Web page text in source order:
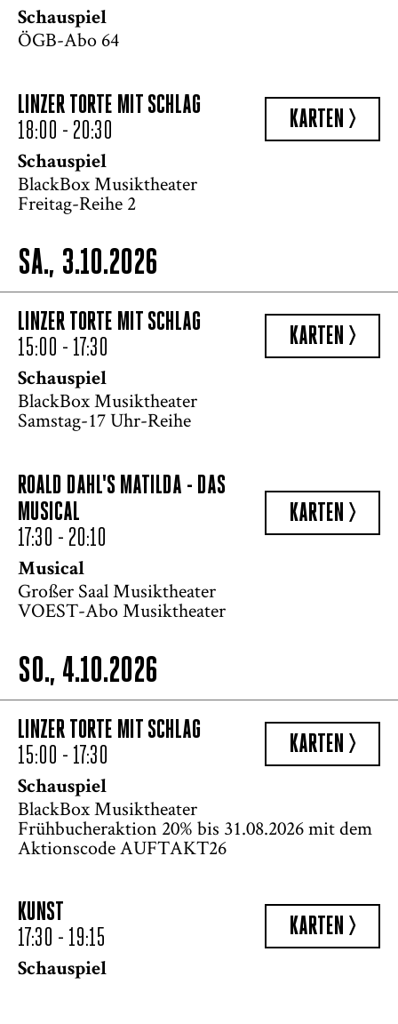
Schauspiel
ÖGB-Abo 64
LINZER TORTE MIT SCHLAG
18:00 - 20:30
KARTEN >
Schauspiel
BlackBox Musiktheater
Freitag-Reihe 2
SA., 3.10.2026
LINZER TORTE MIT SCHLAG
15:00 - 17:30
KARTEN >
Schauspiel
BlackBox Musiktheater
Samstag-17 Uhr-Reihe
ROALD DAHL'S MATILDA - DAS
MUSICAL
17:30 - 20:10
KARTEN >
Musical
Großer Saal Musiktheater
VOEST-Abo Musiktheater
SO., 4.10.2026
LINZER TORTE MIT SCHLAG
15:00 - 17:30
KARTEN >
Schauspiel
BlackBox Musiktheater
Frühbucheraktion 20% bis 31.08.2026 mit dem
Aktionscode AUFTAKT26
KUNST
17:30 - 19:15
KARTEN >
Schauspiel